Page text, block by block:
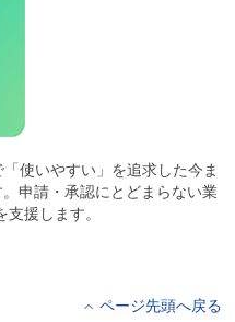
使いやすい」を追求した今ま
申請・承認にとどまらない業
援します。
ページ先頭へ戻る